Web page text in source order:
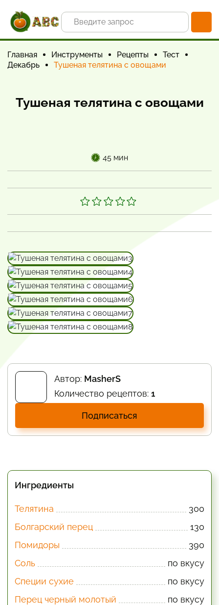
Главная Инструменты Рецепты
Тест
Декабрь
Тушеная телятина с овощами
Тушеная телятина с овощами
45 мин
Автор: MasherS
Количество рецептов: 1
Подписаться
Ингредиенты
Телятина
300
Болгарский перец
130
Помидоры
390
Соль
по вкусу
Специи сухие
по вкусу
Перец черный молотый
по вкусу